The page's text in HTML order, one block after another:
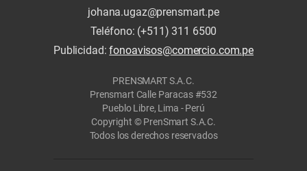
johana.ugaz@prensmart.pe
Teléfono: (+511) 311 6500
Publicidad:fonoavisos@comercio.com.pe
PRENSMART S.A.C.
Prensmart Calle Paracas #532
Pueblo Libre, Lima - Perú
Copyright © PrenSmart S.A.C.
Todos los derechos reservados